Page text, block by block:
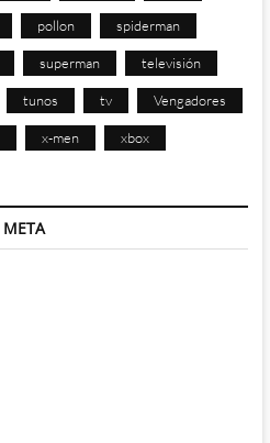
pollon spiderman
superman televisión
tunos tv Vengadores
x-men xbox
META